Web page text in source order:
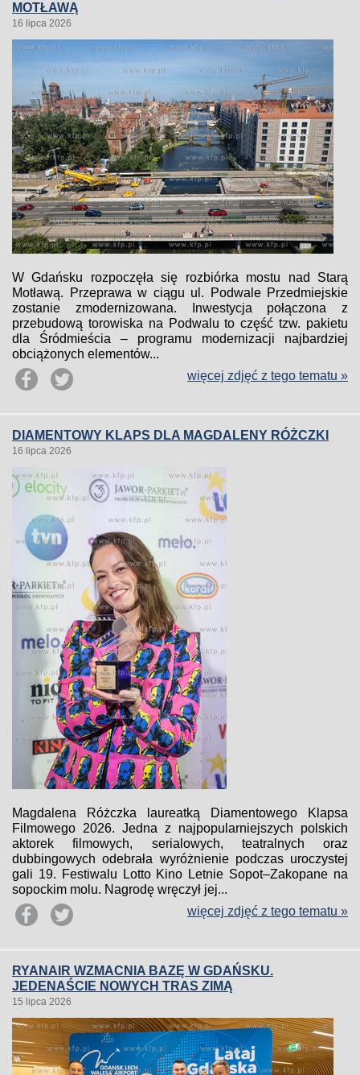
MOTŁAWĄ
16 lipca 2026
W Gdańsku rozpoczęła się rozbiórka mostu nad Starą
Motławą. Przeprawa w ciągu ul. Podwale Przedmiejskie
zostanie zmodernizowana. Inwestycja połączona z
przebudową torowiska na Podwalu to część tzw. pakietu
dla Śródmieścia – programu modernizacji najbardziej
obciążonych elementów...
więcej zdjęć z tego tematu »
DIAMENTOWY KLAPS DLA MAGDALENY RÓŻCZKI
16 lipca 2026
Magdalena Różczka laureatką Diamentowego Klapsa
Filmowego 2026. Jedna z najpopularniejszych polskich
aktorek filmowych, serialowych, teatralnych oraz
dubbingowych odebrała wyróżnienie podczas uroczystej
gali 19. Festiwalu Lotto Kino Letnie Sopot–Zakopane na
sopockim molu. Nagrodę wręczył jej...
więcej zdjęć z tego tematu »
RYANAIR WZMACNIA BAZĘ W GDAŃSKU.
JEDENAŚCIE NOWYCH TRAS ZIMĄ
15 lipca 2026